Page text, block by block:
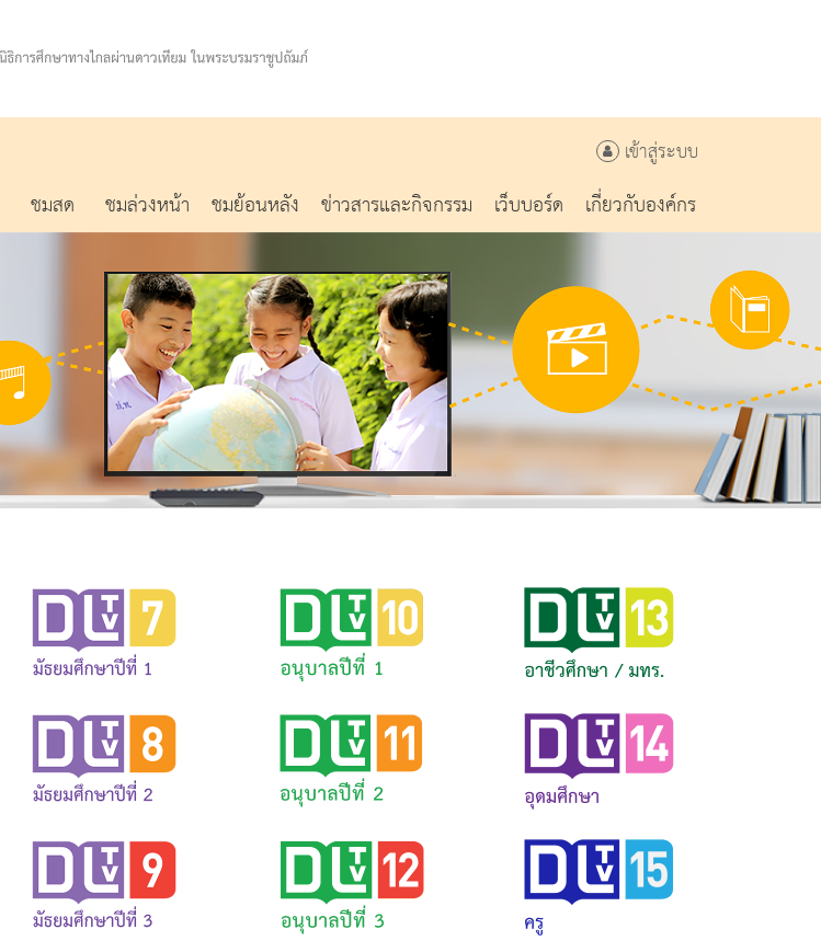
เข้าสู่ระบบ
ชมสด ชมล่วงหน้า ชมย้อนหลัง ข่าวสารและกิจกรรม เว็บบอร์ด เกี่ยวกับองค์กร